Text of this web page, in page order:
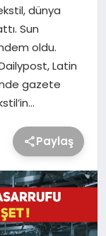
dünya
Sun
oldu.
Latin
gazete
Paylaş